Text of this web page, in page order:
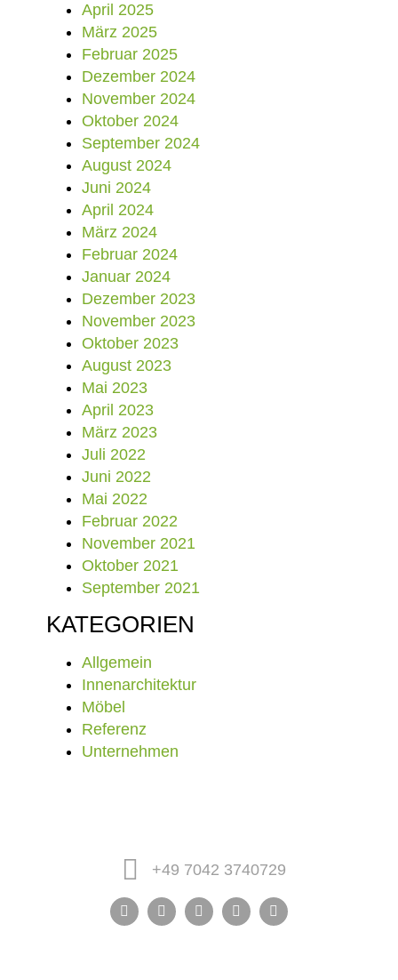
April 2025
März 2025
Februar 2025
Dezember 2024
November 2024
Oktober 2024
September 2024
August 2024
Juni 2024
April 2024
März 2024
Februar 2024
Januar 2024
Dezember 2023
November 2023
Oktober 2023
August 2023
Mai 2023
April 2023
März 2023
Juli 2022
Juni 2022
Mai 2022
Februar 2022
November 2021
Oktober 2021
September 2021
KATEGORIEN
Allgemein
Innenarchitektur
Möbel
Referenz
Unternehmen
+49 7042 3740729